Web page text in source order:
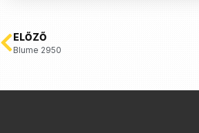
ELŐZŐ
Blume 2950